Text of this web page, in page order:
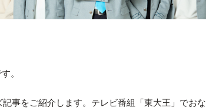
。
事をご紹介します。テレビ番組「東大王」でおな